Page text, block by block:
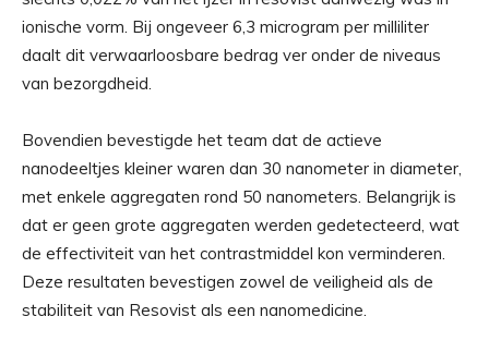
ionische vorm. Bij ongeveer 6,3 microgram per milliliter
daalt dit verwaarloosbare bedrag ver onder de niveaus
van bezorgdheid.
Bovendien bevestigde het team dat de actieve
nanodeeltjes kleiner waren dan 30 nanometer in diameter,
met enkele aggregaten rond 50 nanometers. Belangrijk is
dat er geen grote aggregaten werden gedetecteerd, wat
de effectiviteit van het contrastmiddel kon verminderen.
Deze resultaten bevestigen zowel de veiligheid als de
stabiliteit van Resovist als een nanomedicine.